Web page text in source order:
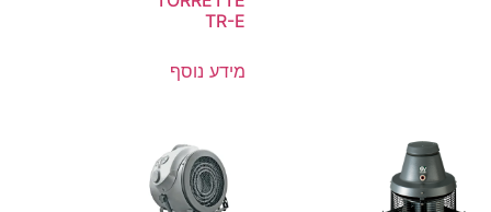
TR-E
מידע נוסף